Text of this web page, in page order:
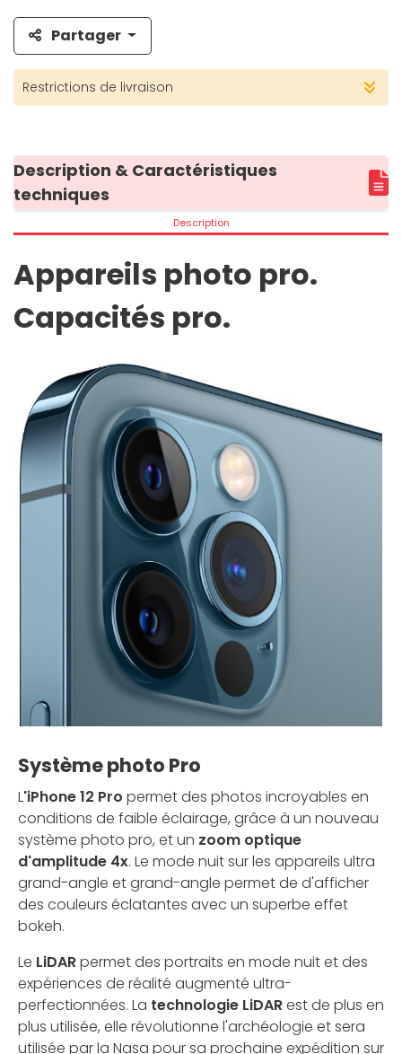
Partager
Restrictions de livraison
Description & Caractéristiques
techniques
Description
Appareils photo pro.
Capacités pro.
Système photo Pro
L'iPhone 12 Pro permet des photos incroyables en
conditions de faible éclairage, grâce à un nouveau
système photo pro, et un zoom optique
d'amplitude 4x. Le mode nuit sur les appareils ultra
grand-angle et grand-angle permet de d'afficher
des couleurs éclatantes avec un superbe effet
bokeh.
Le LiDARpermet des portraits en mode nuit et des
expériences de réalité augmenté ultra-
perfectionnées. La technologie LiDARest de plus en
plus utilisée, elle révolutionne l'archéologie et sera
utilisée par la Nasa pour sa prochaine expédition sur